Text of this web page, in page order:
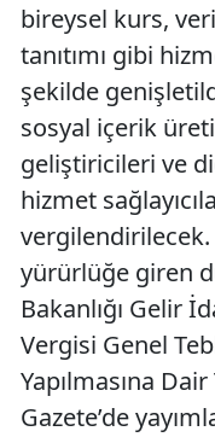
bireysel kurs,
tanıtımı gibi
şekilde
sosyal içerik
geliştiricileri ve
hizmet
vergilendirilecek.
yürürlüğe giren
Bakanlığı Gelir
Vergisi Genel
Yapılmasına
Gazete’de